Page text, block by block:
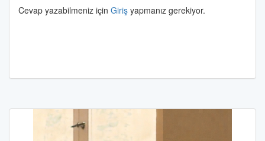
Cevap yazabilmeniz için Giriş yapmanız gerekiyor.